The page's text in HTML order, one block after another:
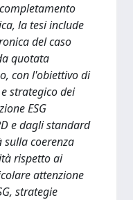
la tesi include
del caso
quotata
con l'obiettivo di
strategico dei
ESG
e dagli standard
sulla coerenza
rispetto ai
attenzione
strategie